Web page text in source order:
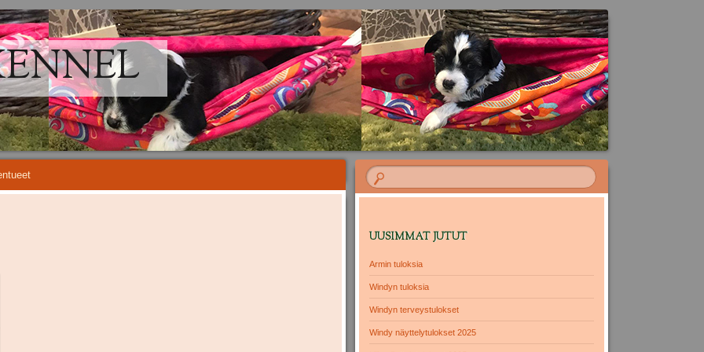
UUSIMMAT JUTUT
Armin tuloksia
Windyn tuloksia
Windyn terveystulokset
Windy näyttelytulokset 2025